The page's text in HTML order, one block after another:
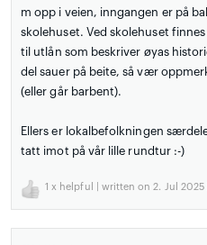
m opp i veien, inngangen er på
skolehuset. Ved skolehuset
til utlån som beskriver øyas
del sauer på beite, så vær
(eller går barbent).
Ellers er lokalbefolkningen
tatt imot på vår lille rundtur :-)
1 x helpful | written on 2. Jul 2025